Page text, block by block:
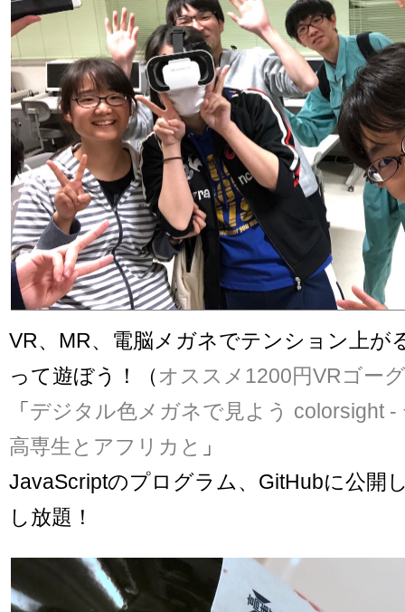
VR、MR、電脳メガネでテンション上が
って遊ぼう！（オススメ1200円VRゴー
「デジタル色メガネで見よう colorsight
高専生とアフリカと 」
JavaScriptのプログラム、GitHubに公開
し放題！